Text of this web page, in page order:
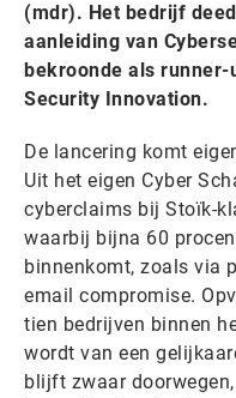
(mdr). Het bedrijf
aanleiding van
bekroonde als
Security Innovation.
De lancering komt
Uit het eigen Cyber
cyberclaims bij Stoïk-
waarbij bijna 60
binnenkomt, zoals via
email compromise.
tien bedrijven binnen
wordt van een
blijft zwaar